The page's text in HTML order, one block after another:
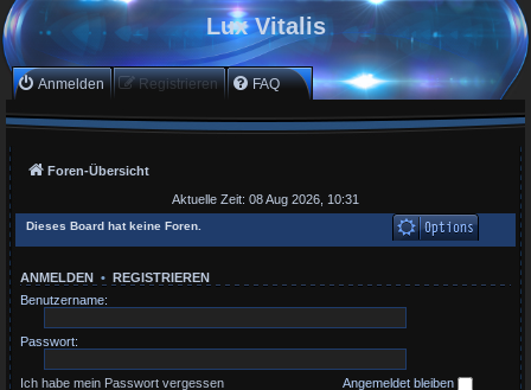
Lux Vitalis
Anmelden Registrieren FAQ
Foren-Übersicht
Aktuelle Zeit: 08 Aug 2026, 10:31
Dieses Board hat keine Foren.
ANMELDEN • REGISTRIEREN
Benutzername:
Passwort:
Ich habe mein Passwort vergessen Angemeldet bleiben